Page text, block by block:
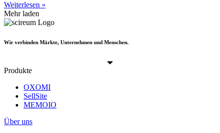
Weiterlesen »
Mehr laden
Wir verbinden Märkte, Unternehmen und Menschen.
Produkte
OXOMI
SellSite
MEMOIO
Über uns